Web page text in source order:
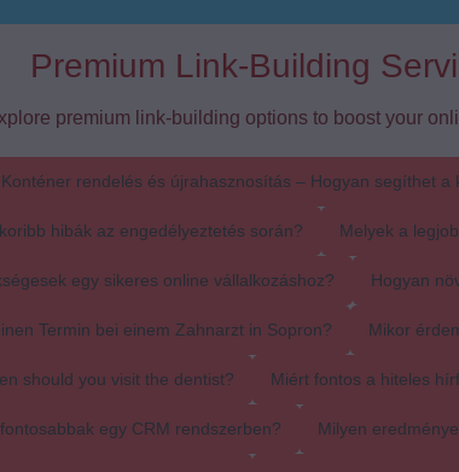
Premium Link-Building
premium link-building options to boost your
Konténer rendelés és újrahasznosítás – Hogyan segíthet a
hibák az engedélyeztetés során? Melyek a
egy sikeres online vállalkozáshoz? Hogyan
Termin bei einem Zahnarzt in Sopron? Mikor
should you visit the dentist? Miért fontos a hiteles
egy CRM rendszerben? Milyen